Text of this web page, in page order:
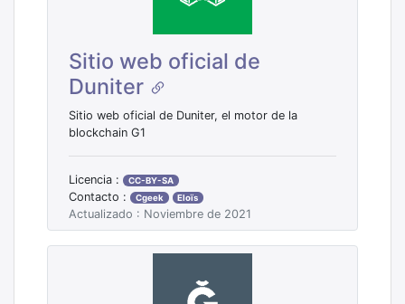
Sitio web oficial de
Duniter
Sitio web oficial de Duniter, el motor de la
blockchain G1
Licencia : CC-BY-SA
Contacto : Cgeek Eloïs
Actualizado : Noviembre de 2021